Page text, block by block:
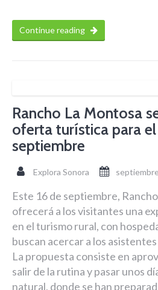
Continue reading
Rancho La Montosa
oferta turística para el
septiembre
Explora Sonora
Este 16 de septiembre,
ofrecerá a los visitantes una
en el turismo rural, con
buscan acercar a los asistentes
La propuesta consiste en
salir de la rutina y pasar unos
natural, donde se han